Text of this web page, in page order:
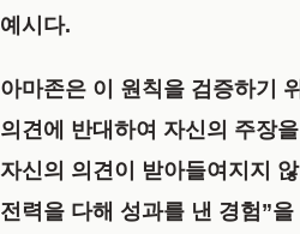
예시다.
아마존은 이 원칙을 검증하기
의견에 반대하여 자신의 주장
자신의 의견이 받아들여지지
전력을 다해 성과를 낸 경험”